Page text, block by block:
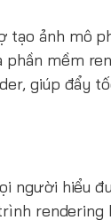
tạo ảnh mô
phần mềm
giúp đẩy
người hiểu